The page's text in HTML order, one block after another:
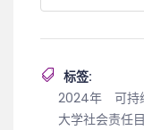
标签:
2024年
可持
大学社会责任